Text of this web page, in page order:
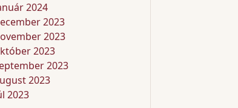
2024
2023
2023
2023
2023
2023
2023